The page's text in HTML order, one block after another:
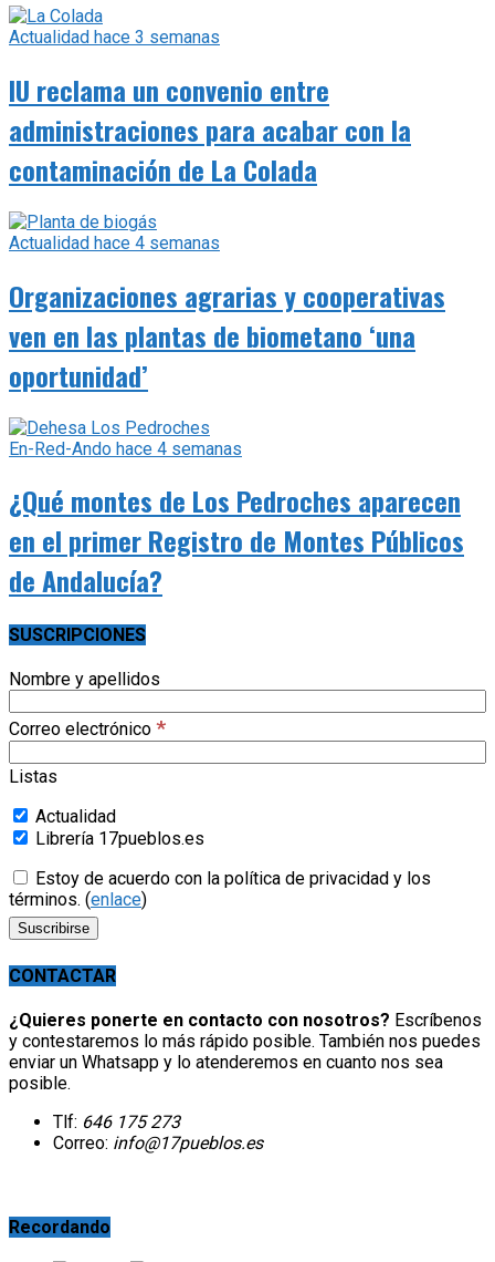
Actualidad hace 3 semanas
IU reclama un convenio entre
administraciones para acabar con la
contaminación de La Colada
Actualidad hace 4 semanas
Organizaciones agrarias y cooperativas
ven en las plantas de biometano ‘una
oportunidad’
En-Red-Ando hace 4 semanas
¿Qué montes de Los Pedroches aparecen
en el primer Registro de Montes Públicos
de Andalucía?
SUSCRIPCIONES
Nombre y apellidos
Correo electrónico *
Listas
Actualidad
Librería 17pueblos.es
Estoy de acuerdo con la política de privacidad y los
términos. (enlace)
CONTACTAR
¿Quieres ponerte en contacto con nosotros? Escríbenos
y contestaremos lo más rápido posible. También nos puedes
enviar un Whatsapp y lo atenderemos en cuanto nos sea
posible.
Tlf: 646 175 273
Correo: info@17pueblos.es
Recordando